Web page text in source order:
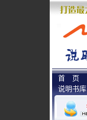
首 页
说明书库